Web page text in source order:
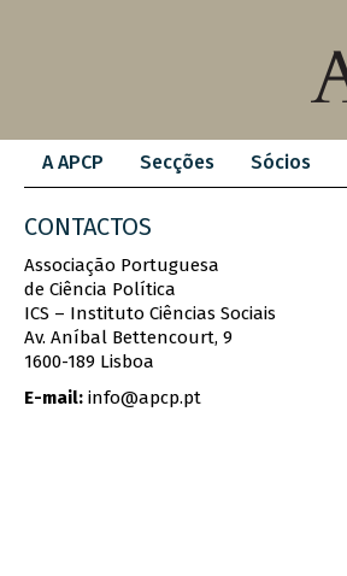
A APCP Secções Sócios
CONTACTOS
Associação Portuguesa
de Ciência Política
ICS – Instituto Ciências Sociais
Av. Aníbal Bettencourt, 9
1600-189 Lisboa
E-mail: info@apcp.pt